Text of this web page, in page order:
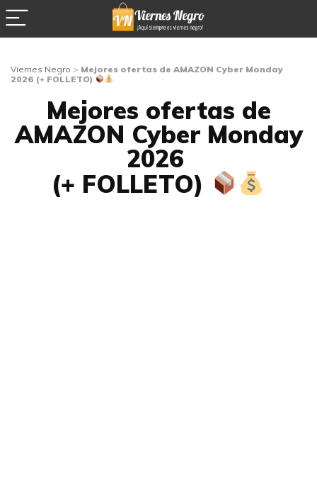
Viernes Negro > Mejores ofertas de AMAZON Cyber Monday
2026 (+ FOLLETO)
Mejores ofertas de
AMAZON Cyber Monday
2026
(+ FOLLETO)